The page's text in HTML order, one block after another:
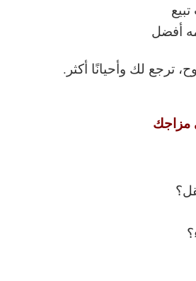
أفضل
ترجع لك وأحيانًا أكثر.
مزاجك